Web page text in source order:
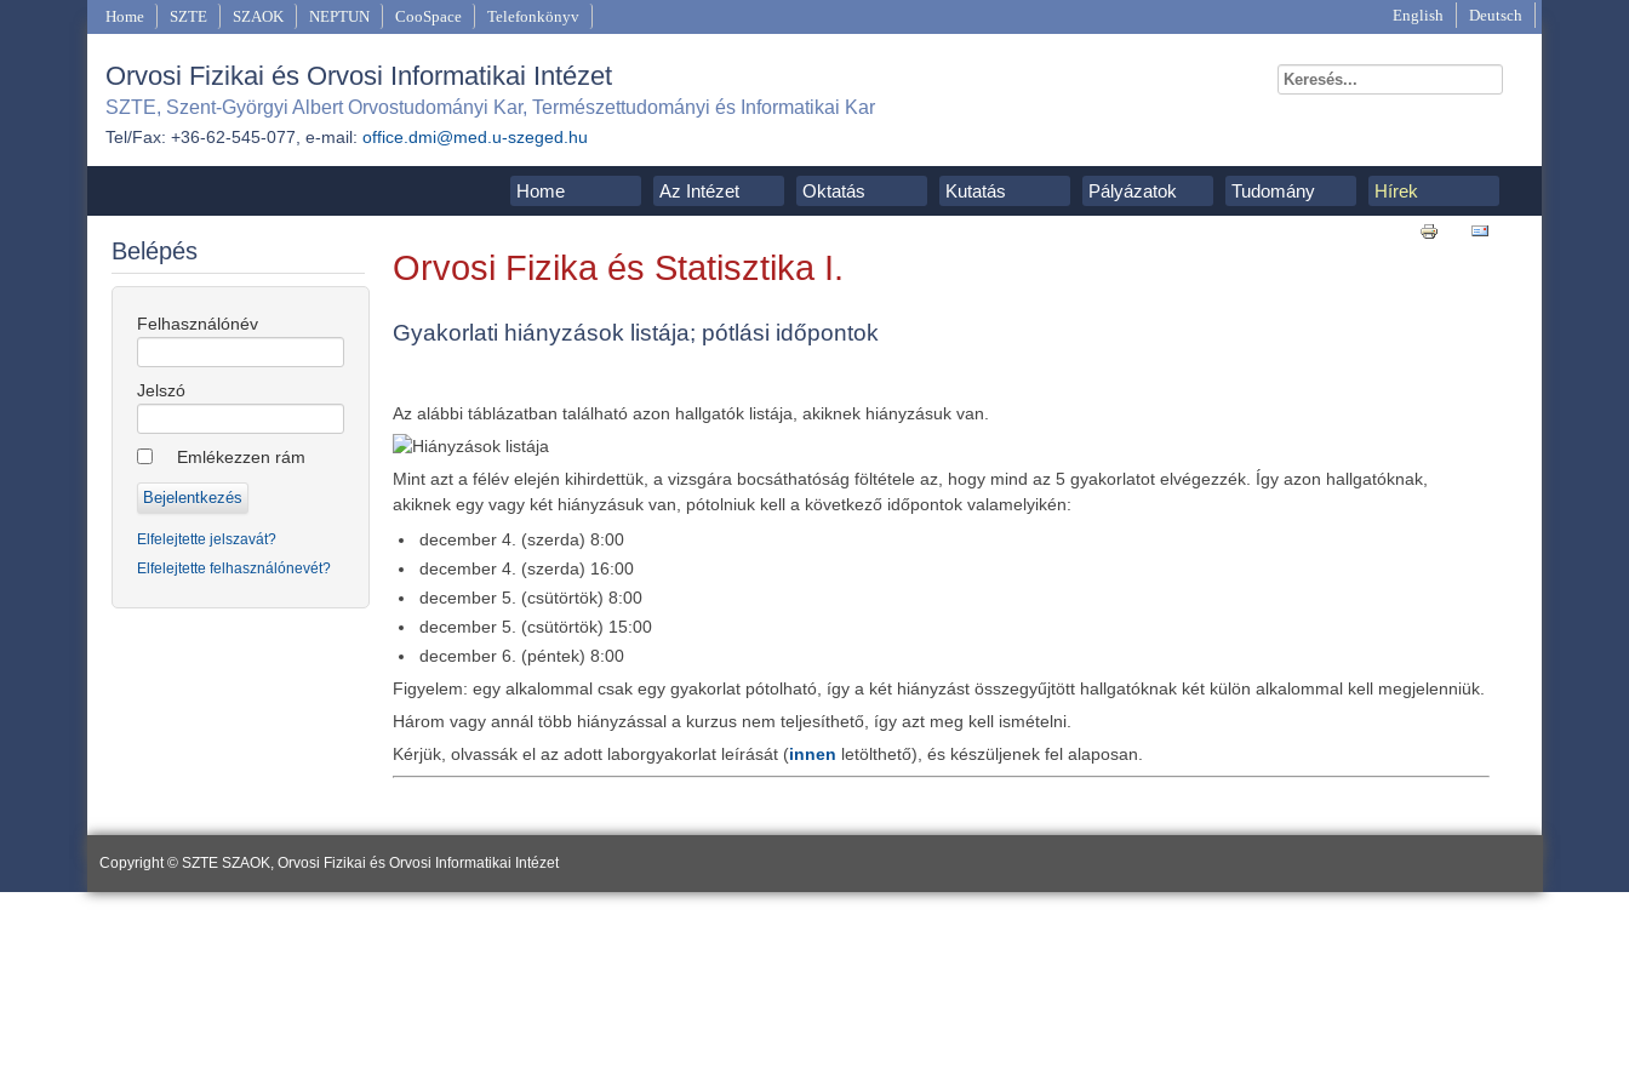
Home SZTE SZAOK NEPTUN CooSpace Telefonkönyv
Orvosi Fizikai és Orvosi Informatikai Intézet
SZTE, Szent-Györgyi Albert Orvostudományi Kar, Természettudományi és Informatikai Kar
Tel/Fax: +36-62-545-077, e-mail: office.dmi@med.u-szeged.hu
English Deutsch
Home Az Intézet Oktatás Kutatás Pályázatok Tudomány Hírek
Belépés
Felhasználónév
Jelszó
Emlékezzen rám
Elfelejtette jelszavát?
Elfelejtette felhasználónevét?
Orvosi Fizika és Statisztika I.
Gyakorlati hiányzások listája; pótlási időpontok
Az alábbi táblázatban található azon hallgatók listája, akiknek hiányzásuk van.
Mint azt a félév elején kihirdettük, a vizsgára bocsáthatóság föltétele az, hogy mind az 5 gyakorlatot elvégezzék. Így azon hallgatóknak,
akiknek egy vagy két hiányzásuk van, pótolniuk kell a következő időpontok valamelyikén:
december 4. (szerda) 8:00
december 4. (szerda) 16:00
december 5. (csütörtök) 8:00
december 5. (csütörtök) 15:00
december 6. (péntek) 8:00
Figyelem: egy alkalommal csak egy gyakorlat pótolható, így a két hiányzást összegyűjtött hallgatóknak két külön alkalommal kell megjelenniük.
Három vagy annál több hiányzással a kurzus nem teljesíthető, így azt meg kell ismételni.
Kérjük, olvassák el az adott laborgyakorlat leírását (innen letölthető), és készüljenek fel alaposan.
Copyright © SZTE SZAOK, Orvosi Fizikai és Orvosi Informatikai Intézet